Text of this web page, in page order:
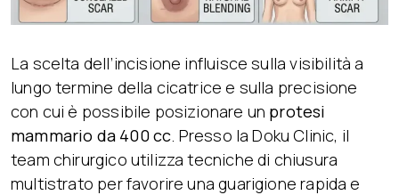
La scelta dell’incisione influisce sulla visibilità a
lungo termine della cicatrice e sulla precisione
con cui è possibile posizionare un protesi
mammario da 400 cc . Presso la Doku Clinic, il
team chirurgico utilizza tecniche di chiusura
multistrato per favorire una guarigione rapida e